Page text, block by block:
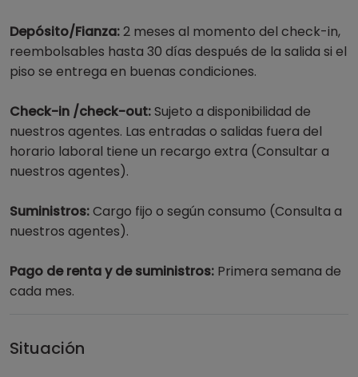
Depósito/Fianza:2 meses al momento del check-in,
reembolsables hasta 30 días después de la salida si el
piso se entrega en buenas condiciones.
Check-in /check-out:Sujeto a disponibilidad de
nuestros agentes. Las entradas o salidas fuera del
horario laboral tiene un recargo extra (Consultar a
nuestros agentes).
Suministros:Cargo fijo o según consumo (Consulta a
nuestros agentes).
Pago de renta y de suministros: Primera semana de
cada mes.
Situación